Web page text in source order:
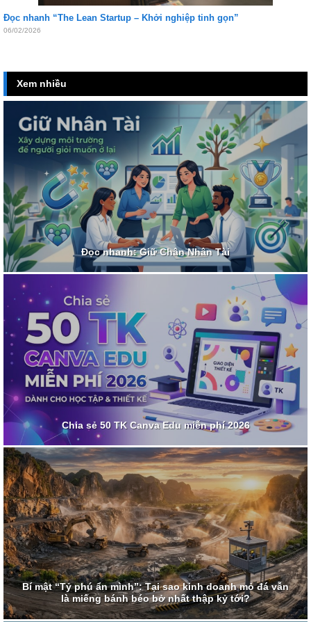
Đọc nhanh “The Lean Startup – Khởi nghiệp tinh gọn”
06/02/2026
Xem nhiều
Đọc nhanh: Giữ Chân Nhân Tài
Chia sẻ 50 TK Canva Edu miễn phí 2026
Bí mật “Tỷ phú ẩn mình”: Tại sao kinh doanh mỏ đá vẫn
là miếng bánh béo bở nhất thập kỷ tới?